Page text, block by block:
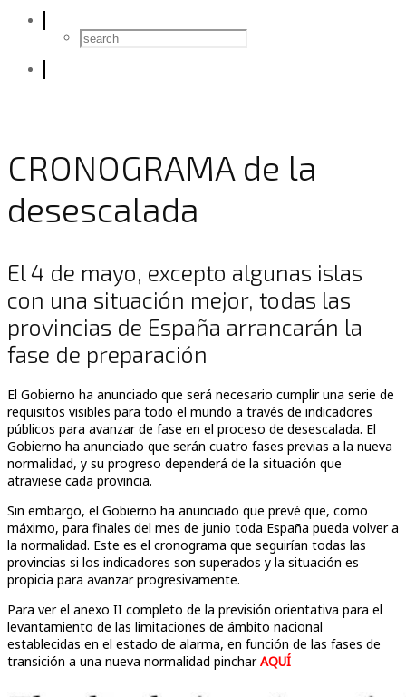
CRONOGRAMA de la
desescalada
El 4 de mayo, excepto algunas islas
con una situación mejor, todas las
provincias de España arrancarán la
fase de preparación
El Gobierno ha anunciado que será necesario cumplir una serie de
requisitos visibles para todo el mundo a través de indicadores
públicos para avanzar de fase en el proceso de desescalada. El
Gobierno ha anunciado que serán cuatro fases previas a la nueva
normalidad, y su progreso dependerá de la situación que
atraviese cada provincia.
Sin embargo, el Gobierno ha anunciado que prevé que, como
máximo, para finales del mes de junio toda España pueda volver a
la normalidad. Este es el cronograma que seguirían todas las
provincias si los indicadores son superados y la situación es
propicia para avanzar progresivamente.
Para ver el anexo II completo de la previsión orientativa para el
levantamiento de las limitaciones de ámbito nacional
establecidas en el estado de alarma, en función de las fases de
transición a una nueva normalidad pincharAQUÍ